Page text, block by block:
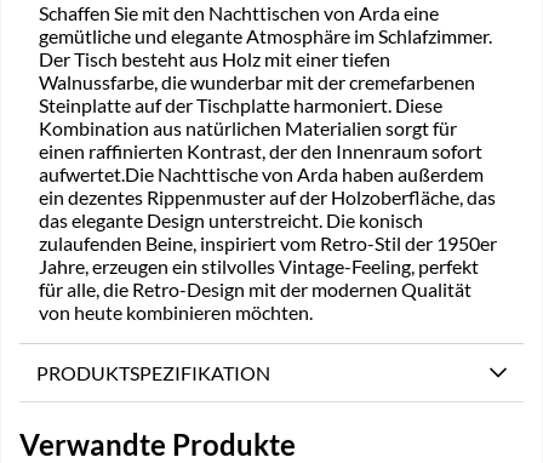
Schaffen Sie mit den Nachttischen von Arda eine
gemütliche und elegante Atmosphäre im Schlafzimmer.
Der Tisch besteht aus Holz mit einer tiefen
Walnussfarbe, die wunderbar mit der cremefarbenen
Steinplatte auf der Tischplatte harmoniert. Diese
Kombination aus natürlichen Materialien sorgt für
einen raffinierten Kontrast, der den Innenraum sofort
aufwertet.Die Nachttische von Arda haben außerdem
ein dezentes Rippenmuster auf der Holzoberfläche, das
das elegante Design unterstreicht. Die konisch
zulaufenden Beine, inspiriert vom Retro-Stil der 1950er
Jahre, erzeugen ein stilvolles Vintage-Feeling, perfekt
für alle, die Retro-Design mit der modernen Qualität
von heute kombinieren möchten.
PRODUKTSPEZIFIKATION
Verwandte Produkte